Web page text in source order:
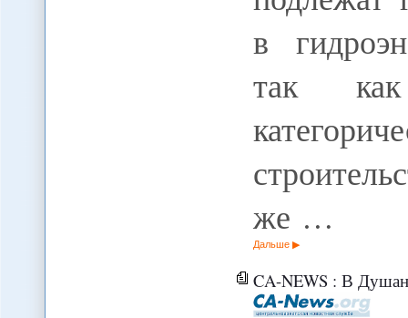
в
так
же …
Дальше
CA-NEWS : В Душанбе